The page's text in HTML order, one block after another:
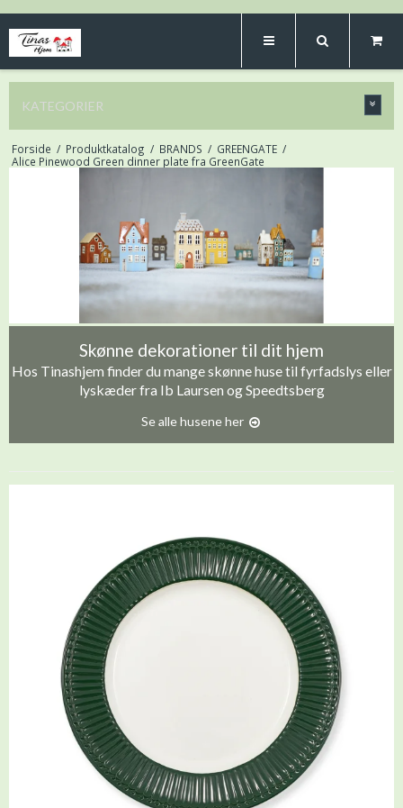
KATEGORIER
Forside / Produktkatalog / BRANDS / GREENGATE /
Alice Pinewood Green dinner plate fra GreenGate
Skønne dekorationer til dit hjem
Hos Tinashjem finder du mange skønne huse til fyrfadslys eller
lyskæder fra Ib Laursen og Speedtsberg
Se alle husene her